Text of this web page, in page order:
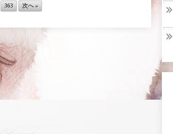
363 次へ »